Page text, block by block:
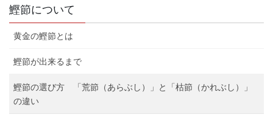
鰹節について
黄金の鰹節とは
鰹節が出来るまで
鰹節の選び方 「荒節（あらぶし）」と「枯節（かれぶし）」
の違い